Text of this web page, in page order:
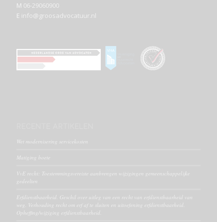
M 06-29060900
E info@groosadvocatuur.nl
Wet modernisering servicekosten
Matiging boete
VvE recht: Toestemmingsvereiste aanbrengen wijzigingen gemeenschappelijke
gedeelten
Erfdienstbaarheid. Geschil over uitleg van een recht van erfdienstbaarheid van
weg. Verhouding recht om erf af te sluiten en uitoefening erfdienstbaarheid.
Opheffing/wijziging erfdienstbaarheid.